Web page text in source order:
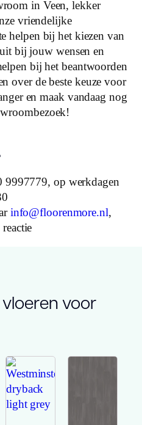
in Veen, lekker
vriendelijke
helpen bij het kiezen van
bij jouw wensen en
bij het beantwoorden
over de beste keuze voor
en maak vandaag nog
9997779, op werkdagen
info@floorenmore.nl,
voor